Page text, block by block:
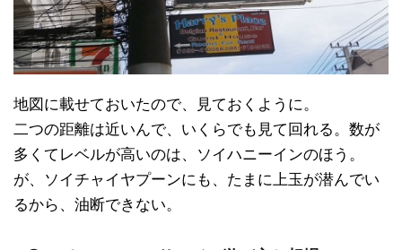
地図に載せておいたので、見ておくように。
二つの距離は近いんで、いくらでも見て回れる。数が
多くてレベルが高いのは、ソイハニーインのほう。
が、ソイチャイヤプーンにも、たまに上玉が潜んでい
るから、油断できない。